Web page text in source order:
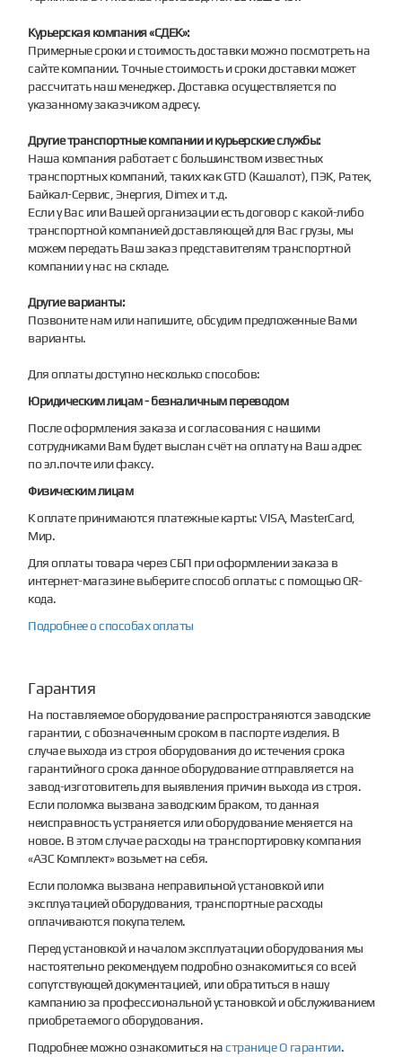
Курьерская компания «СДЕК»:
Примерные сроки и стоимость доставки можно посмотреть на
сайте компании. Точные стоимость и сроки доставки может
рассчитать наш менеджер. Доставка осуществляется по
указанному заказчиком адресу.
Другие транспортные компании и курьерские службы:
Наша компания работает с большинством известных
транспортных компаний, таких как GTD (Кашалот), ПЭК, Ратек,
Байкал-Сервис, Энергия, Dimex и т.д.
Если у Вас или Вашей организации есть договор с какой-либо
транспортной компанией доставляющей для Вас грузы, мы
можем передать Ваш заказ представителям транспортной
компании у нас на складе.
Другие варианты:
Позвоните нам или напишите, обсудим предложенные Вами
варианты.
Для оплаты доступно несколько способов:
Юридическим лицам - безналичным переводом
После оформления заказа и согласования с нашими
сотрудниками Вам будет выслан счёт на оплату на Ваш адрес
по эл.почте или факсу.
Физическим лицам
К оплате принимаются платежные карты: VISA, MasterCard,
Мир.
Для оплаты товара через СБП при оформлении заказа в
интернет-магазине выберите способ оплаты: с помощью QR-
кода.
Подробнее о способах оплаты
Гарантия
На поставляемое оборудование распространяются заводские
гарантии, с обозначенным сроком в паспорте изделия. В
случае выхода из строя оборудования до истечения срока
гарантийного срока данное оборудование отправляется на
завод-изготовитель для выявления причин выхода из строя.
Если поломка вызвана заводским браком, то данная
неисправность устраняется или оборудование меняется на
новое. В этом случае расходы на транспортировку компания
«АЗС Комплект» возьмет на себя.
Если поломка вызвана неправильной установкой или
эксплуатацией оборудования, транспортные расходы
оплачиваются покупателем.
Перед установкой и началом эксплуатации оборудования мы
настоятельно рекомендуем подробно ознакомиться со всей
сопутствующей документацией, или обратиться в нашу
кампанию за профессиональной установкой и обслуживанием
приобретаемого оборудования.
Подробнее можно ознакомиться настранице О гарантии.